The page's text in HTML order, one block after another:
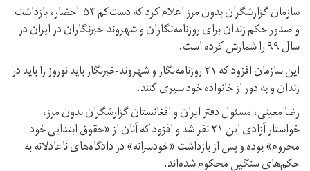
سازمان گزارشگران بدون مرز اعلام کرد که دست‌کم ۵۴ احضار، بازداشت
و صدور حکم‌ زندان برای روزنامه‌نگاران و شهروند-خبرنگاران در ایران در
سال ۹۹ را شمارش کرده است.
این سازمان افزود که ۲۱ روزنامه‌نگار و شهروند-خبرنگار باید نوروز را باید در
زندان و به دور از خانواده خود سپری کنند.
رضا معینی، مسئول دفتر ایران و افغانستان گزارشگران بدون مرز،
خواستار آزادی این ۲۱ نفر شد و افزود که آنان از «حقوق ابتدایی خود
محروم» بوده و پس از بازداشت «خودسرانه» در دادگاه‌های ناعادلانه به
حکم‌های سنگین محکوم شده‌اند.